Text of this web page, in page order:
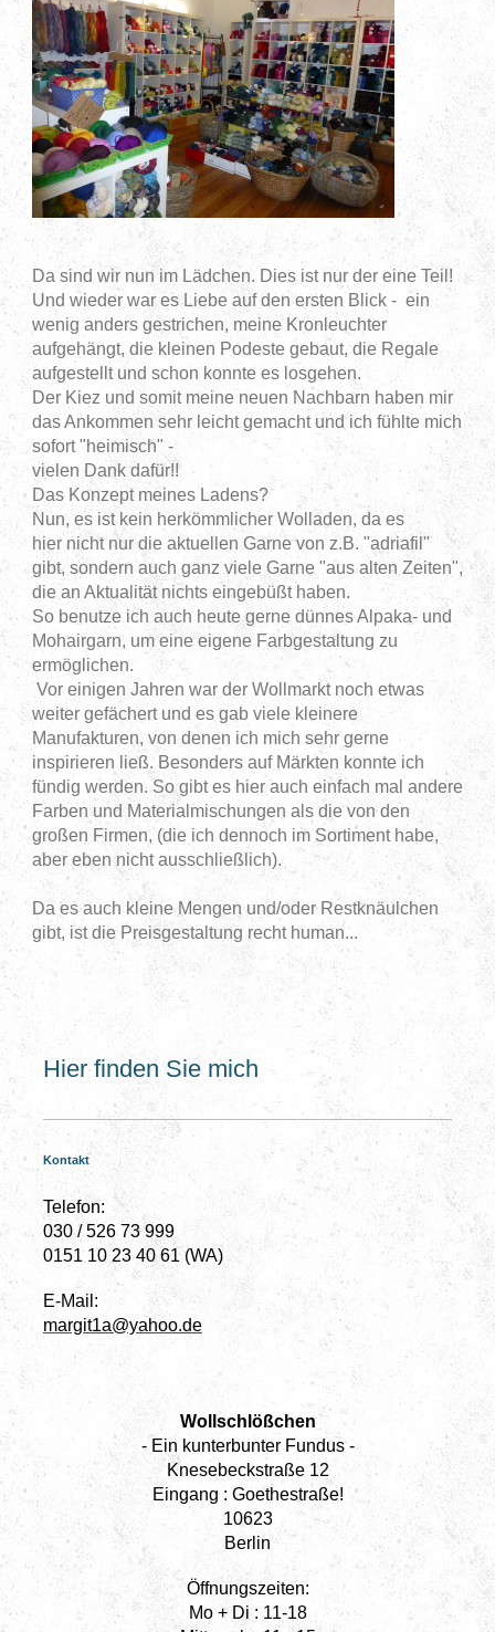
Da sind wir nun im Lädchen. Dies ist nur der eine Teil!
Und wieder war es Liebe auf den ersten Blick - ein
wenig anders gestrichen, meine Kronleuchter
aufgehängt, die kleinen Podeste gebaut, die Regale
aufgestellt und schon konnte es losgehen.
Der Kiez und somit meine neuen Nachbarn haben mir
das Ankommen sehr leicht gemacht und ich fühlte mich
sofort "heimisch" -
vielen Dank dafür!!
Das Konzept meines Ladens?
Nun, es ist kein herkömmlicher Wolladen, da es
hier nicht nur die aktuellen Garne von z.B. "adriafil"
gibt, sondern auch ganz viele Garne "aus alten Zeiten",
die an Aktualität nichts eingebüßt haben.
So benutze ich auch heute gerne dünnes Alpaka- und
Mohairgarn, um eine eigene Farbgestaltung zu
ermöglichen.
Vor einigen Jahren war der Wollmarkt noch etwas
weiter gefächert und es gab viele kleinere
Manufakturen, von denen ich mich sehr gerne
inspirieren ließ. Besonders auf Märkten konnte ich
fündig werden. So gibt es hier auch einfach mal andere
Farben und Materialmischungen als die von den
großen Firmen, (die ich dennoch im Sortiment habe,
aber eben nicht ausschließlich).
Da es auch kleine Mengen und/oder Restknäulchen
gibt, ist die Preisgestaltung recht human...
Hier finden Sie mich
Kontakt
Telefon:
030 / 526 73 999
0151 10 23 40 61 (WA)
E-Mail:
margit1a@yahoo.de
Wollschlößchen
- Ein kunterbunter Fundus -
Knesebeckstraße 12
Eingang : Goethestraße!
10623
Berlin
Öffnungszeiten:
Mo + Di : 11-18